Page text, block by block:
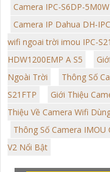
Camera IPC-S6DP-
Camera IP Dahua DH-
wifi ngoai trời imou IPC-
HDW1200EMP A S5
Ngoài Trời
Thông Số
S21FTP
Giới Thiệu
Thiệu Về Camera Wifi
Thông Số Camera IMOU
V2 Nổi Bật